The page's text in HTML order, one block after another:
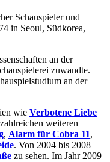
Schauspieler und
in Seoul, Südkorea,
an der
zuwandte.
an der
wie Verbotene Liebe
weiteren
, Alarm für Cobra 11,
. Von 2004 bis 2008
zu sehen. Im Jahr 2009